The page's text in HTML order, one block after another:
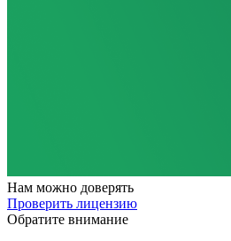
Нам можно доверять
Проверить лицензию
Обратите внимание